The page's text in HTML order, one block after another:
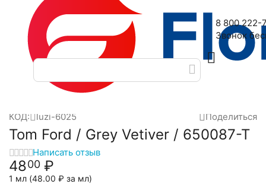
Наш адрес: 2-я Дубровская улица, 6
8 800 222-
Звонок
КОД: luzi-6025 Поделиться
Tom Ford / Grey Vetiver / 650087-T
Написать отзыв
4800 ₽
1 мл (48.00 ₽ за мл)